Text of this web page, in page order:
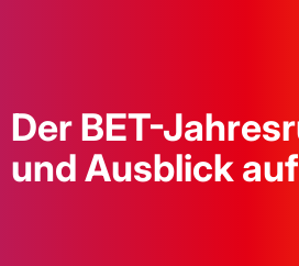
Der BET-
und Ausblick